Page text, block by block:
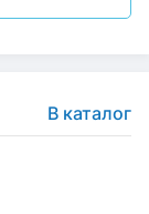
В каталог